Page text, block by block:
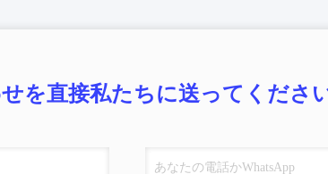
を直接私たちに送ってくださ